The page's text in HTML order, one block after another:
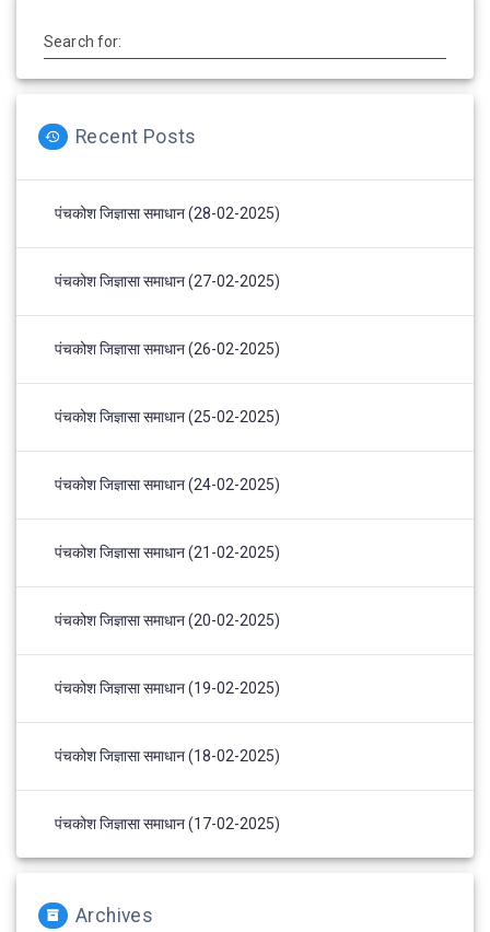
Search for:
Recent Posts
पंचकोश जिज्ञासा समाधान (28-02-2025)
पंचकोश जिज्ञासा समाधान (27-02-2025)
पंचकोश जिज्ञासा समाधान (26-02-2025)
पंचकोश जिज्ञासा समाधान (25-02-2025)
पंचकोश जिज्ञासा समाधान (24-02-2025)
पंचकोश जिज्ञासा समाधान (21-02-2025)
पंचकोश जिज्ञासा समाधान (20-02-2025)
पंचकोश जिज्ञासा समाधान (19-02-2025)
पंचकोश जिज्ञासा समाधान (18-02-2025)
पंचकोश जिज्ञासा समाधान (17-02-2025)
Archives